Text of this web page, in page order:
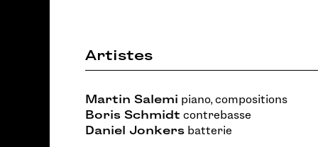
Artistes
Martin Salemi piano, compositions
Boris Schmidt contrebasse
Daniel Jonkers batterie